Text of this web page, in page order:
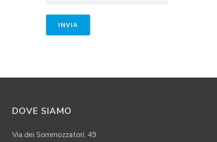
DOVE SIAMO
Via dei Sommozzatori, 49